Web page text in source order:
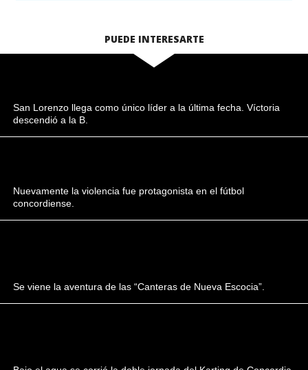
PUEDE INTERESARTE
San Lorenzo llega como único líder a la última fecha. Víctoria
descendió a la B.
Nuevamente la violencia fue protagonista en el fútbol
concordiense.
Se viene la aventura de las “Canteras de Nueva Escocia”.